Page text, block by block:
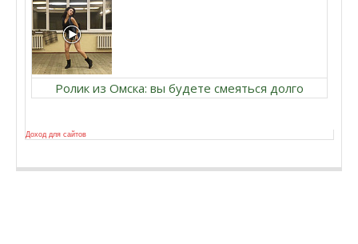
Ролик из Омска: вы будете смеяться долго
Доход для сайтов